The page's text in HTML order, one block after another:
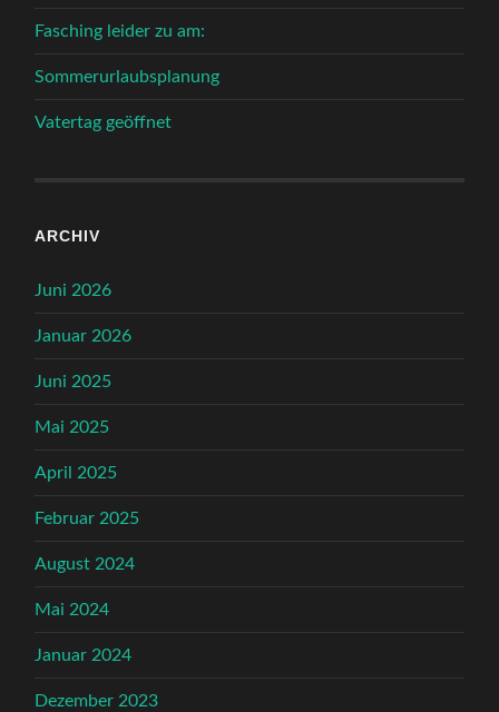
Fasching leider zu am:
Sommerurlaubsplanung
Vatertag geöffnet
ARCHIV
Juni 2026
Januar 2026
Juni 2025
Mai 2025
April 2025
Februar 2025
August 2024
Mai 2024
Januar 2024
Dezember 2023